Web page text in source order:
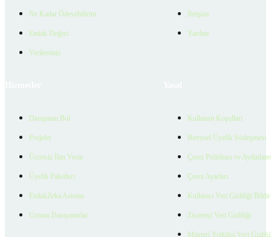
Ne Kadar Ödeyebilirim
Emlak Değeri
Verilerimiz
İletişim
Yardım
Danışman Bul
Projeler
Ücretsiz İlan Verin
Üyelik Paketleri
EmlakZeka Asistan
Uzman Danışmanlar
Kullanım Koşulları
Bireysel Üyelik Sözleşmesi
Çerez Politikası ve
Çerez Ayarları
Kullanıcı Veri Gizliliği
Ziyaretçi Veri Gizliliği
Müşteri Yetkilisi Veri